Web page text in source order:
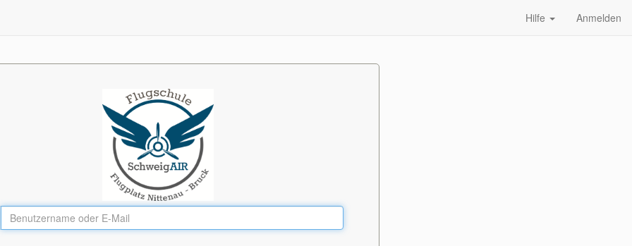
Hilfe Anmelden